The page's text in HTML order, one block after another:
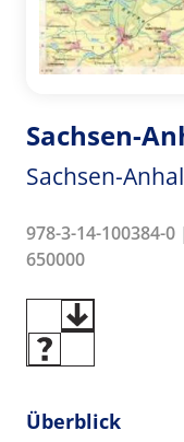
Sachsen-
Sachsen-
978-3-14-100384-
650000
Überblick